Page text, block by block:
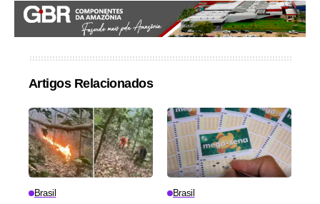
Artigos Relacionados
Brasil Brasil